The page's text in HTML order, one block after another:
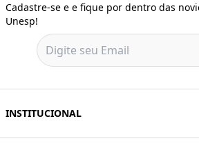
Cadastre-se e e fique por dentro das
Unesp!
INSTITUCIONAL